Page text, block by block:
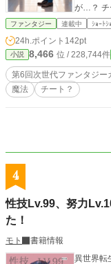
が…？ チームサポーターという…要はコマ使いの様な役目だ
った。 そんな役職の僕なんて、無碍に扱われる…と思ってい
それぞれ
を倒す事が出来た。 それ
日本へ帰って来た。 …が、
の能力は
た。 僕の能力は…戦闘ではあまり役に立たない物だったの
に悪目
は一体、ど
ファンタジー 連載中 ｼｮｰﾄｼ
24h.ポイント 142pt
小説 8,466 位 / 228,744件
第6回次世代ファンタジー
魔法
チート？
4
性技Lv.99、努力
た！
モト
書籍情報
異世界転